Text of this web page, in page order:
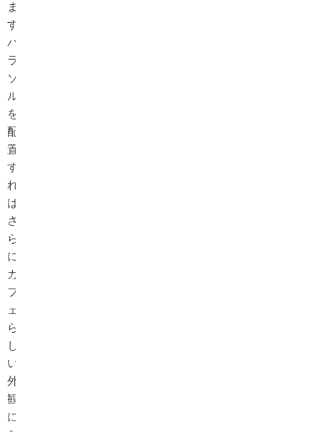
ま
す。
パ
ラ
ソ
ル
を
配
置
す
れ
ば、
さ
ら
に
カ
フ
ェ
ら
し
い
外
観
に